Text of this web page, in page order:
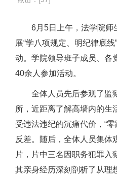
6月5日上午，法学院师
展“学八项规定、明纪律底
动。学院领导班子成员、各
40余人参加活动。
全体人员先后参观了监
所，近距离了解高墙内的生
受违法违纪的沉痛代价，“
反差。随后，全体人员集体
片，片中三名因职务犯罪入
其亲身经历深刻剖析了从理